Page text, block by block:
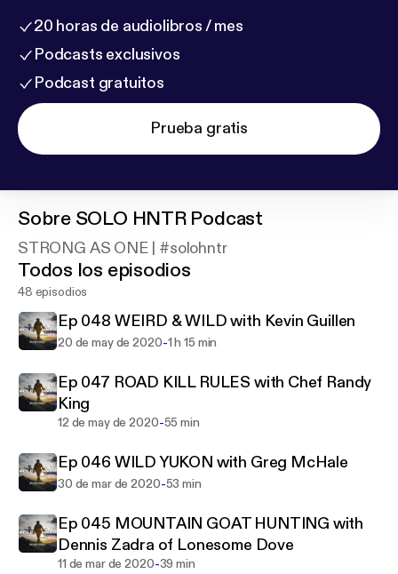
20 horas de audiolibros / mes
Podcasts exclusivos
Podcast gratuitos
Prueba gratis
Sobre SOLO HNTR Podcast
STRONG AS ONE | #solohntr
Todos los episodios
48 episodios
Ep 048 WEIRD & WILD with Kevin Guillen
20 de may de 2020-1 h 15 min
Ep 047 ROAD KILL RULES with Chef Randy
King
12 de may de 2020-55 min
Ep 046 WILD YUKON with Greg McHale
30 de mar de 2020-53 min
Ep 045 MOUNTAIN GOAT HUNTING with
Dennis Zadra of Lonesome Dove
11 de mar de 2020-39 min